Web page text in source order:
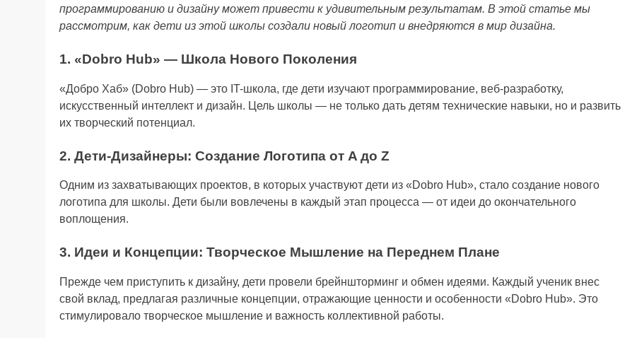
программированию и дизайну может привести к удивительным результатам. В этой статье мы
рассмотрим, как дети из этой школы создали новый логотип и внедряются в мир дизайна.
1. «Dobro Hub» — Школа Нового Поколения
«Добро Хаб» (Dobro Hub) — это IT-школа, где дети изучают программирование, веб-разработку,
искусственный интеллект и дизайн. Цель школы — не только дать детям технические навыки, но и развить
их творческий потенциал.
2. Дети-Дизайнеры: Создание Логотипа от A до Z
Одним из захватывающих проектов, в которых участвуют дети из «Dobro Hub», стало создание нового
логотипа для школы. Дети были вовлечены в каждый этап процесса — от идеи до окончательного
воплощения.
3. Идеи и Концепции: Творческое Мышление на Переднем Плане
Прежде чем приступить к дизайну, дети провели брейншторминг и обмен идеями. Каждый ученик внес
свой вклад, предлагая различные концепции, отражающие ценности и особенности «Dobro Hub». Это
стимулировало творческое мышление и важность коллективной работы.
нейросетей. Курс
«Искусственный интеллект и
нейросети» .
2